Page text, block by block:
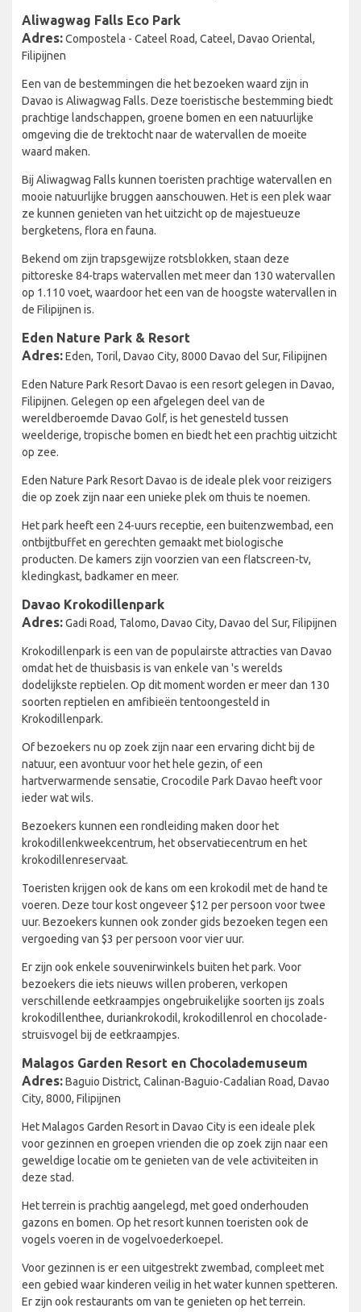
Aliwagwag Falls Eco Park
Adres:Compostela - Cateel Road, Cateel, Davao Oriental,
Filipijnen
Een van de bestemmingen die het bezoeken waard zijn in
Davao is Aliwagwag Falls. Deze toeristische bestemming biedt
prachtige landschappen, groene bomen en een natuurlijke
omgeving die de trektocht naar de watervallen de moeite
waard maken.
Bij Aliwagwag Falls kunnen toeristen prachtige watervallen en
mooie natuurlijke bruggen aanschouwen. Het is een plek waar
ze kunnen genieten van het uitzicht op de majestueuze
bergketens, flora en fauna.
Bekend om zijn trapsgewijze rotsblokken, staan deze
pittoreske 84-traps watervallen met meer dan 130 watervallen
op 1.110 voet, waardoor het een van de hoogste watervallen in
de Filipijnen is.
Eden Nature Park & Resort
Adres:Eden, Toril, Davao City, 8000 Davao del Sur, Filipijnen
Eden Nature Park Resort Davao is een resort gelegen in Davao,
Filipijnen. Gelegen op een afgelegen deel van de
wereldberoemde Davao Golf, is het genesteld tussen
weelderige, tropische bomen en biedt het een prachtig uitzicht
op zee.
Eden Nature Park Resort Davao is de ideale plek voor reizigers
die op zoek zijn naar een unieke plek om thuis te noemen.
Het park heeft een 24-uurs receptie, een buitenzwembad, een
ontbijtbuffet en gerechten gemaakt met biologische
producten. De kamers zijn voorzien van een flatscreen-tv,
kledingkast, badkamer en meer.
Davao Krokodillenpark
Adres:Gadi Road, Talomo, Davao City, Davao del Sur, Filipijnen
Krokodillenpark is een van de populairste attracties van Davao
omdat het de thuisbasis is van enkele van 's werelds
dodelijkste reptielen. Op dit moment worden er meer dan 130
soorten reptielen en amfibieën tentoongesteld in
Krokodillenpark.
Of bezoekers nu op zoek zijn naar een ervaring dicht bij de
natuur, een avontuur voor het hele gezin, of een
hartverwarmende sensatie, Crocodile Park Davao heeft voor
ieder wat wils.
Bezoekers kunnen een rondleiding maken door het
krokodillenkweekcentrum, het observatiecentrum en het
krokodillenreservaat.
Toeristen krijgen ook de kans om een krokodil met de hand te
voeren. Deze tour kost ongeveer $12 per persoon voor twee
uur. Bezoekers kunnen ook zonder gids bezoeken tegen een
vergoeding van $3 per persoon voor vier uur.
Er zijn ook enkele souvenirwinkels buiten het park. Voor
bezoekers die iets nieuws willen proberen, verkopen
verschillende eetkraampjes ongebruikelijke soorten ijs zoals
krokodillenthee, duriankrokodil, krokodillenrol en chocolade-
struisvogel bij de eetkraampjes.
Malagos Garden Resort en Chocolademuseum
Adres:Baguio District, Calinan-Baguio-Cadalian Road, Davao
City, 8000, Filipijnen
Het Malagos Garden Resort in Davao City is een ideale plek
voor gezinnen en groepen vrienden die op zoek zijn naar een
geweldige locatie om te genieten van de vele activiteiten in
deze stad.
Het terrein is prachtig aangelegd, met goed onderhouden
gazons en bomen. Op het resort kunnen toeristen ook de
vogels voeren in de vogelvoederkoepel.
Voor gezinnen is er een uitgestrekt zwembad, compleet met
een gebied waar kinderen veilig in het water kunnen spetteren.
Er zijn ook restaurants om van te genieten op het terrein.